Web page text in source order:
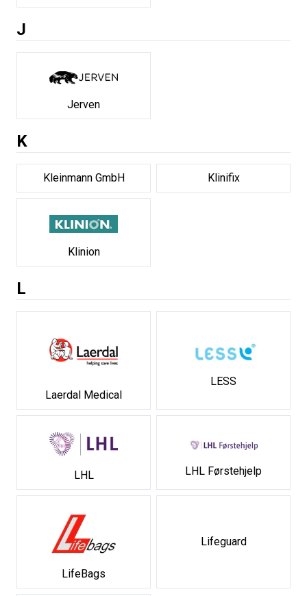
J
Jerven
K
Kleinmann GmbH Klinifix
Klinion
L
Laerdal Medical
LESS
LHL LHL Førstehjelp
LifeBags
Lifeguard